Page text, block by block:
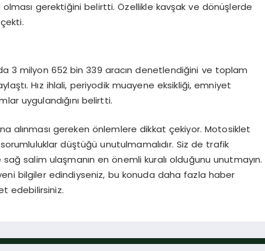
gerektiğini belirtti. Özellikle kavşak ve dönüşlerde
3 milyon 652 bin 339 aracın denetlendiğini ve toplam
Hız ihlali, periyodik muayene eksikliği, emniyet
uygulandığını belirtti.
alınması gereken önlemlere dikkat çekiyor. Motosiklet
düştüğü unutulmamalıdır. Siz de trafik
salim ulaşmanın en önemli kuralı olduğunu unutmayın.
bilgiler edindiyseniz, bu konuda daha fazla haber
edebilirsiniz.